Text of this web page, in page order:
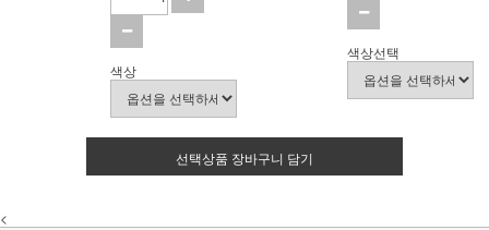
색상
색상선택
선택상품 장바구니 담기
<